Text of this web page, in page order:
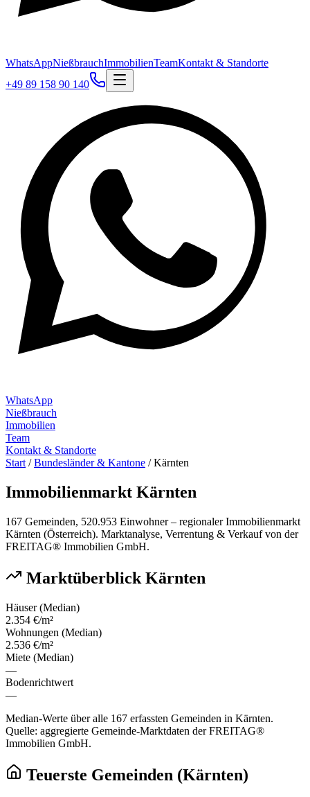
WhatsAppNießbrauchImmobilienTeamKontakt & Standorte
+49 89 158 90 140
WhatsApp
Nießbrauch
Immobilien
Team
Kontakt & Standorte
Start /Bundesländer & Kantone /Kärnten
Immobilienmarkt Kärnten
167 Gemeinden, 520.953 Einwohner – regionaler Immobilienmarkt
Kärnten (Österreich). Marktanalyse, Verrentung & Verkauf von der
FREITAG® Immobilien GmbH.
Marktüberblick Kärnten
Häuser (Median)
2.354 €/m²
Wohnungen (Median)
2.536 €/m²
Miete (Median)
—
Bodenrichtwert
—
Median-Werte über alle 167 erfassten Gemeinden in Kärnten.
Quelle: aggregierte Gemeinde-Marktdaten der FREITAG®
Immobilien GmbH.
Teuerste Gemeinden (Kärnten)